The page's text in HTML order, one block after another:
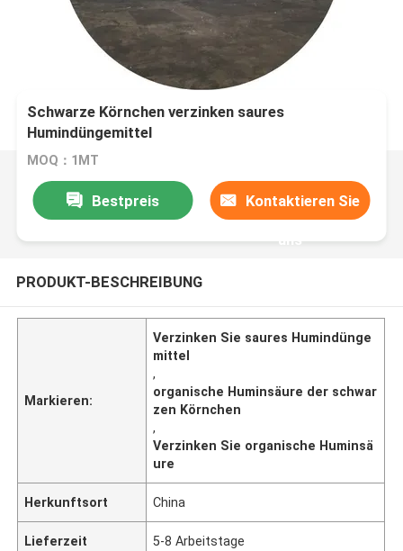
Schwarze Körnchen verzinken saures
Humindüngemittel
MOQ：1MT
Bestpreis Kontaktieren Sie
uns
PRODUKT-BESCHREIBUNG
Markieren:
Verzinken Sie saures Humindünge
mittel
,
organische Huminsäure der schwar
zen Körnchen
,
Verzinken Sie organische Huminsä
ure
Herkunftsort China
Lieferzeit 5-8 Arbeitstage